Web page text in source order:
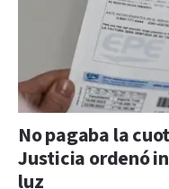
No pagaba la
Justicia ordenó
luz